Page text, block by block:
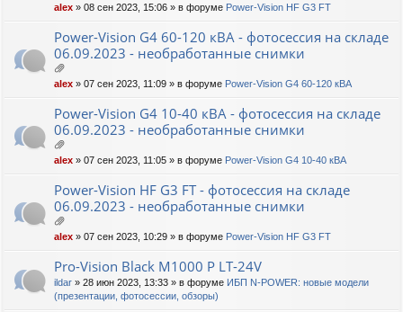
ло
ж
ен
ия
alex » 08 сен 2023, 15:06 » в форуме Power-Vision HF G3 FT
Power-Vision G4 60-120 кВА - фотосессия на складе
06.09.2023 - необработанные снимки
ло
ж
ен
ия
alex » 07 сен 2023, 11:09 » в форуме Power-Vision G4 60-120 кВА
Power-Vision G4 10-40 кВА - фотосессия на складе
06.09.2023 - необработанные снимки
ло
ж
ен
ия
alex » 07 сен 2023, 11:05 » в форуме Power-Vision G4 10-40 кВА
Power-Vision HF G3 FT - фотосессия на складе
06.09.2023 - необработанные снимки
ло
ж
ен
alex » 07 сен 2023, 10:29 » в форуме Power-Vision HF G3 FT
Pro-Vision Black M1000 P LT-24V
ildar » 28 июн 2023, 13:33 » в форуме ИБП N-POWER: новые модели
(презентации, фотосессии, обзоры)